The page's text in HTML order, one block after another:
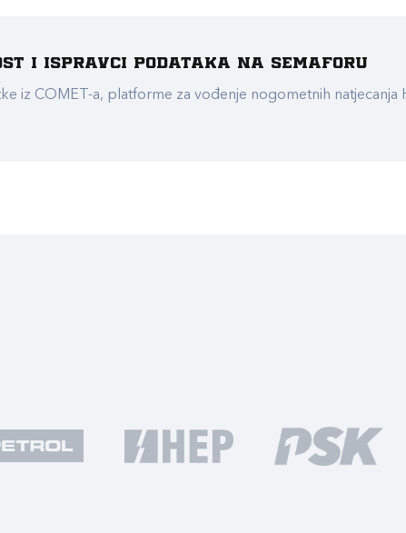
i ispravci podataka na Semaforu
iz COMET-a, platforme za vođenje nogometnih